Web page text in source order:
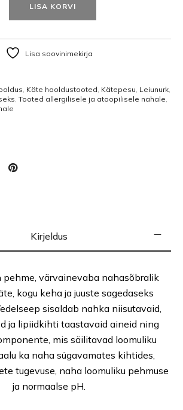
LISA KORVI
Lisa soovinimekirja
, Käte hooldustooted, Kätepesu, Leiunurk,
, Tooted allergilisele ja atoopilisele nahale,
Kirjeldus
pehme, värvainevaba nahasõbralik
kogu keha ja juuste sagedaseks
sisaldab nahka niisutavaid,
ja lipiidkihti taastavaid aineid ning
mis säilitavad loomuliku
ka naha sügavamates kihtides,
tugevuse, naha loomuliku pehmuse
ja normaalse pH.